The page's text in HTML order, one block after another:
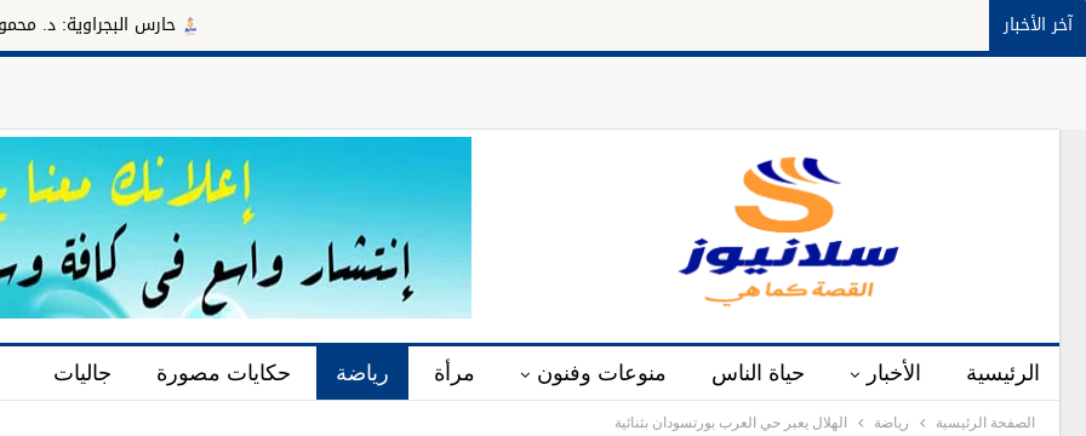
آخر الأخبار حارس البجراوية: د. محمود سليمان
الرئيسية الأخبار حياة الناس منوعات وفنون مرأة رياضة حكايات مصورة جاليات
الصفحة الرئيسية رياضة الهلال يعبر حي العرب بورتسودان بثنائية